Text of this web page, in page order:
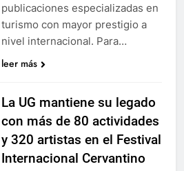
publicaciones especializadas en
turismo con mayor prestigio a
nivel internacional. Para…
leer más
La UG mantiene su legado
con más de 80 actividades
y 320 artistas en el Festival
Internacional Cervantino